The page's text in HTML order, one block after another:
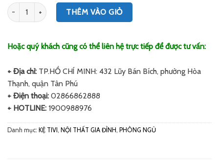
Số lượng THÊM VÀO GIỎ
Hoặc quý khách cũng có thể liên hệ trực tiếp để được tư vấn:
+ Địa chỉ: TP.HỒ CHÍ MINH: 432 Lũy Bán Bích, phường Hòa
Thạnh, quận Tân Phú
+ Điện thoại: 02866862888
+ HOTLINE: 1900988976
Danh mục: KỆ TIVI , NỘI THẤT GIA ĐÌNH , PHÒNG NGỦ